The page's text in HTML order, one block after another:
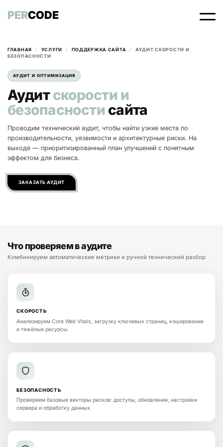
PERCODE
ГЛАВНАЯ / УСЛУГИ / ПОДДЕРЖКА САЙТА /
АУДИТ СКОРОСТИ И
БЕЗОПАСНОСТИ
АУДИТ И ОПТИМИЗАЦИЯ
Аудитскорости и
безопасности сайта
Проводим технический аудит, чтобы найти узкие места по
производительности, уязвимости и архитектурные риски. На
выходе — приоритизированный план улучшений с понятным
эффектом для бизнеса.
ЗАКАЗАТЬ АУДИТ
Что проверяем в аудите
Комбинируем автоматические метрики и ручной технический разбор
СКОРОСТЬ
Анализируем Core Web Vitals, загрузку ключевых страниц, кэширование
и тяжёлые ресурсы.
БЕЗОПАСНОСТЬ
Проверяем базовые векторы рисков: доступы, обновления, настройки
сервера и обработку данных.